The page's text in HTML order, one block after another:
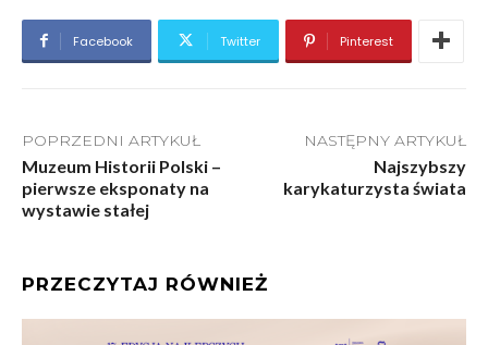
Facebook Twitter Pinterest
POPRZEDNI ARTYKUŁ
Muzeum Historii Polski –
pierwsze eksponaty na
wystawie stałej
NASTĘPNY ARTYKUŁ
Najszybszy
karykaturzysta świata
PRZECZYTAJ RÓWNIEŻ